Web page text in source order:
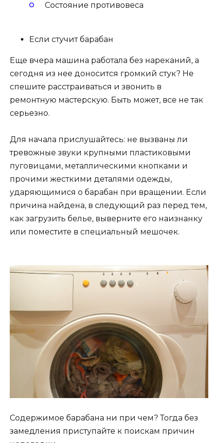
Состояние противовеса
Если стучит барабан
Еще вчера машина работала без нареканий, а
сегодня из нее доносится громкий стук? Не
спешите расстраиваться и звонить в
ремонтную мастерскую. Быть может, все не так
серьезно.
Для начала прислушайтесь: не вызваны ли
тревожные звуки крупными пластиковыми
пуговицами, металлическими кнопками и
прочими жесткими деталями одежды,
ударяющимися о барабан при вращении. Если
причина найдена, в следующий раз перед тем,
как загрузить белье, выверните его наизнанку
или поместите в специальный мешочек.
Содержимое барабана ни при чем? Тогда без
замедления приступайте к поискам причин